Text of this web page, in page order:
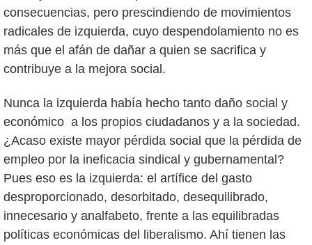
consecuencias, pero prescindiendo de movimientos
radicales de izquierda, cuyo despendolamiento no es
más que el afán de dañar a quien se sacrifica y
contribuye a la mejora social.
Nunca la izquierda había hecho tanto daño social y
económico a los propios ciudadanos y a la sociedad.
¿Acaso existe mayor pérdida social que la pérdida de
empleo por la ineficacia sindical y gubernamental?
Pues eso es la izquierda: el artífice del gasto
desproporcionado, desorbitado, desequilibrado,
innecesario y analfabeto, frente a las equilibradas
políticas económicas del liberalismo. Ahí tienen las